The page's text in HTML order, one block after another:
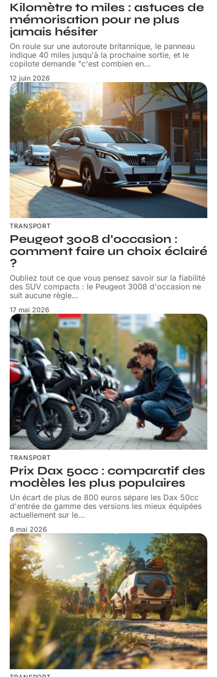
Kilomètre to miles : astuces de
mémorisation pour ne plus
jamais hésiter
On roule sur une autoroute britannique, le panneau
indique 40 miles jusqu'à la prochaine sortie, et le
copilote demande "c'est combien en…
12 juin 2026
TRANSPORT
Peugeot 3008 d’occasion :
comment faire un choix éclairé
?
Oubliez tout ce que vous pensez savoir sur la fiabilité
des SUV compacts : le Peugeot 3008 d'occasion ne
suit aucune règle…
17 mai 2026
TRANSPORT
Prix Dax 50cc : comparatif des
modèles les plus populaires
Un écart de plus de 800 euros sépare les Dax 50cc
d'entrée de gamme des versions les mieux équipées
actuellement sur le…
8 mai 2026